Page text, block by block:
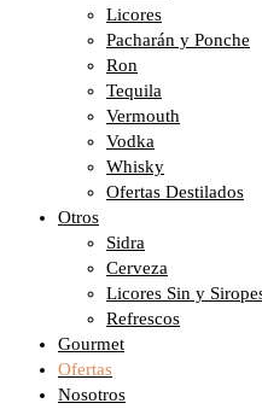
Licores
Pacharán y Ponche
Ron
Tequila
Vermouth
Vodka
Whisky
Ofertas Destilados
Otros
Sidra
Cerveza
Licores Sin y
Refrescos
Gourmet
Ofertas
Nosotros